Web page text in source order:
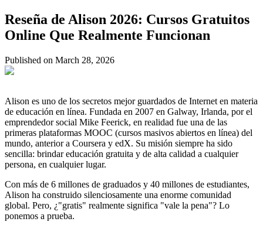
Reseña de Alison 2026: Cursos Gratuitos
Online Que Realmente Funcionan
Published on March 28, 2026
Alison es uno de los secretos mejor guardados de Internet en materia
de educación en línea. Fundada en 2007 en Galway, Irlanda, por el
emprendedor social Mike Feerick, en realidad fue una de las
primeras plataformas MOOC (cursos masivos abiertos en línea) del
mundo, anterior a Coursera y edX. Su misión siempre ha sido
sencilla: brindar educación gratuita y de alta calidad a cualquier
persona, en cualquier lugar.
Con más de 6 millones de graduados y 40 millones de estudiantes,
Alison ha construido silenciosamente una enorme comunidad
global. Pero, ¿"gratis" realmente significa "vale la pena"? Lo
ponemos a prueba.